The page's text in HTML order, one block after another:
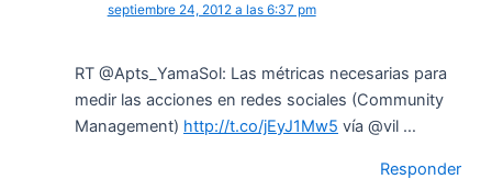
septiembre 24, 2012 a las 6:37 pm
RT @Apts_YamaSol: Las métricas necesarias para
medir las acciones en redes sociales (Community
Management) http://t.co/jEyJ1Mw5 vía @vil …
Responder